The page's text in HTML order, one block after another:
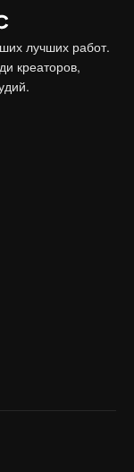
лучших работ.
креаторов,